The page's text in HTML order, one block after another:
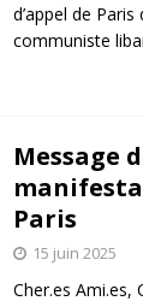
d’appel de
communiste
Message
Paris
15 juin 2025
Cher.es Ami.es,